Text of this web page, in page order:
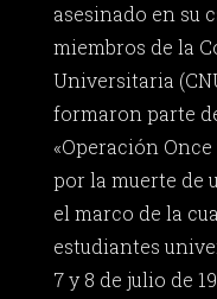
asesinado en su
miembros de la
Universitaria
formaron parte
«Operación
por la muerte de
el marco de la
estudiantes
7 y 8 de julio de